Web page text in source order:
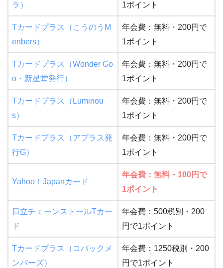
ラ）
1ポイント
Tカードプラス（こうのうM
enbers）
年会費：無料・200円で
1ポイント
Tカードプラス（Wonder Go
o・新星堂発行）
年会費：無料・200円で
1ポイント
Tカードプラス（Luminou
s）
年会費：無料・200円で
1ポイント
Tカードプラス（アプラス発
行G）
年会費：無料・200円で
1ポイント
Yahoo！Japanカード
年会費：無料・100円で
1ポイント
日立チェーンストールTカー
ド
年会費：500税別・200
円で1ポイント
Tカードプラス（コバックメ
ンバーズ）
年会費：1250税別・200
円で1ポイント